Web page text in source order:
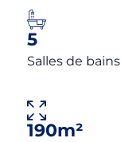
5
Salles de bains
190m²